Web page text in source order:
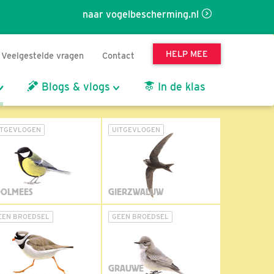
naar vogelbescherming.nl
Veelgestelde vragen Contact HELP MEE
Blogs & vlogs In de klas
UITGEVLOGEN
GIERZWALUW
BROEDSEL GEEN BROEDSEL
GRAUWE